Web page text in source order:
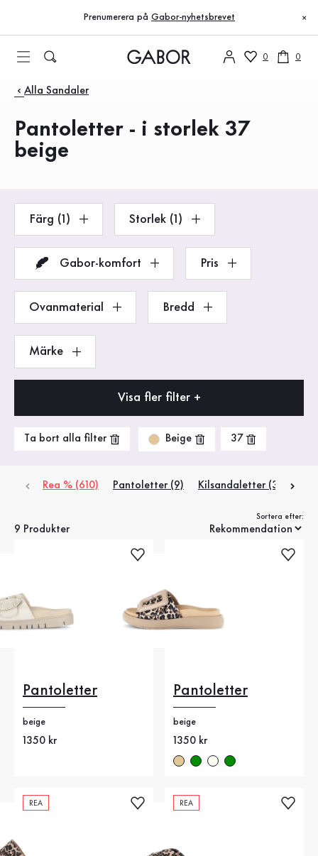
Till innehållsförteckning
Till huvudnavigation
Prenumerera på Gabor-nyhetsbrevet ×
0 0
Produkter
Alla Sandaler
Pantoletter - i storlek 37
beige
Färg (1) Storlek (1)
Gabor-komfort Pris
Ovanmaterial Bredd
Märke
Visa fler filter +
Ta bort alla filter Beige 37
Rea % (610) Pantoletter (9) Kilsandaletter (3)
9 Produkter
Sortera efter:
Pantoletter
beige
Nytt pris
1350 kr
Pantoletter
beige
Nytt pris
1350 kr
REA REA